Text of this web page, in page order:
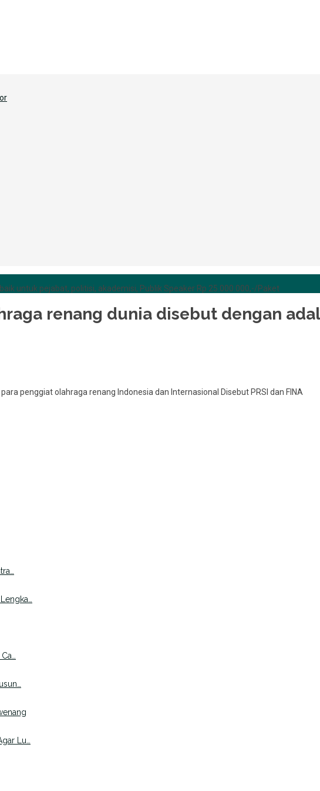
untuk pejabat, politisi, akademisi, Publik Speaker Rp 25.000.000,-/Paket
renang dunia disebut dengan
penggiat olahraga renang Indonesia dan Internasional Disebut PRSI dan FINA
Lu…